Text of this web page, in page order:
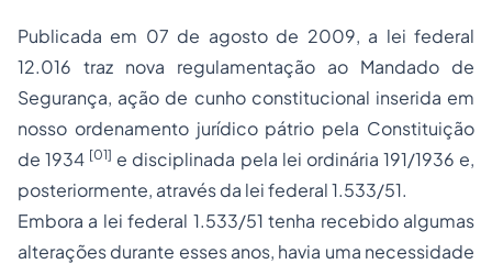
Publicada em 07 de agosto de 2009, a lei federal
12.016 traz nova regulamentação ao Mandado de
Segurança, ação de cunho constitucional inserida em
nosso ordenamento jurídico pátrio pela Constituição
de 1934 [01] e disciplinada pela lei ordinária 191/1936 e,
posteriormente, através da lei federal 1.533/51.
Embora a lei federal 1.533/51 tenha recebido algumas
alterações durante esses anos, havia uma necessidade